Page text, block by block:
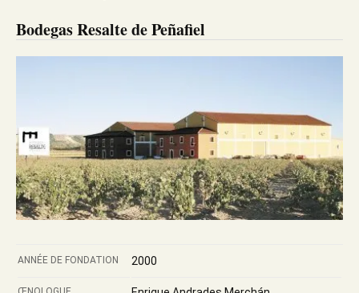
Bodegas Resalte de Peñafiel
ANNÉE DE FONDATION 2000